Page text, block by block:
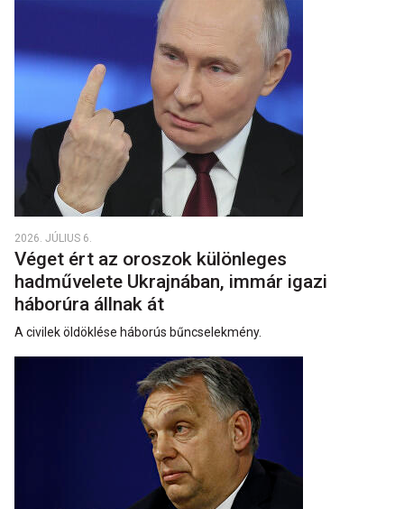
2026. JÚLIUS 6.
Véget ért az oroszok különleges
hadművelete Ukrajnában, immár igazi
háborúra állnak át
A civilek öldöklése háborús bűncselekmény.